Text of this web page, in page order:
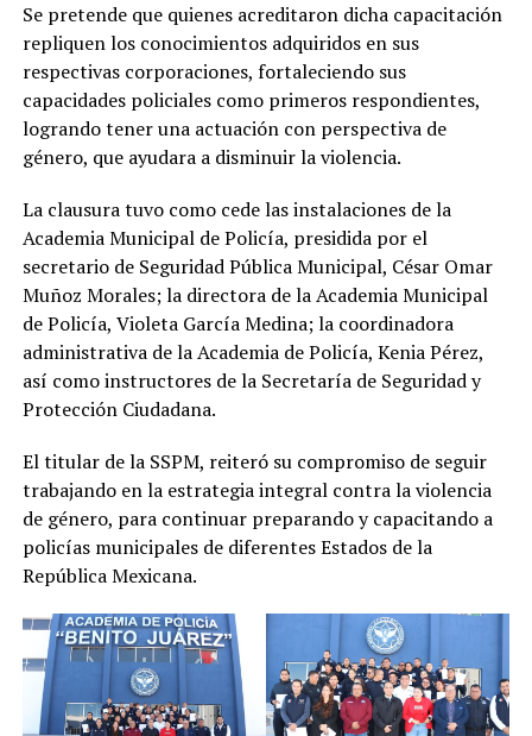
Se pretende que quienes acreditaron dicha capacitación
repliquen los conocimientos adquiridos en sus
respectivas corporaciones, fortaleciendo sus
capacidades policiales como primeros respondientes,
logrando tener una actuación con perspectiva de
género, que ayudara a disminuir la violencia.
La clausura tuvo como cede las instalaciones de la
Academia Municipal de Policía, presidida por el
secretario de Seguridad Pública Municipal, César Omar
Muñoz Morales; la directora de la Academia Municipal
de Policía, Violeta García Medina; la coordinadora
administrativa de la Academia de Policía, Kenia Pérez,
así como instructores de la Secretaría de Seguridad y
Protección Ciudadana.
El titular de la SSPM, reiteró su compromiso de seguir
trabajando en la estrategia integral contra la violencia
de género, para continuar preparando y capacitando a
policías municipales de diferentes Estados de la
República Mexicana.